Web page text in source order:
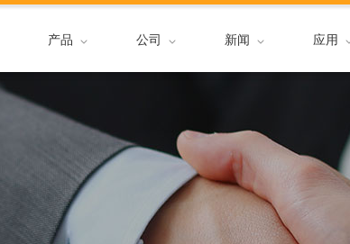
产品 公司 新闻 应用